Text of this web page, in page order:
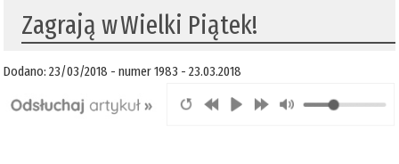
​Zagrają w Wielki Piątek!
Dodano: 23/03/2018 - numer 1983 - 23.03.2018